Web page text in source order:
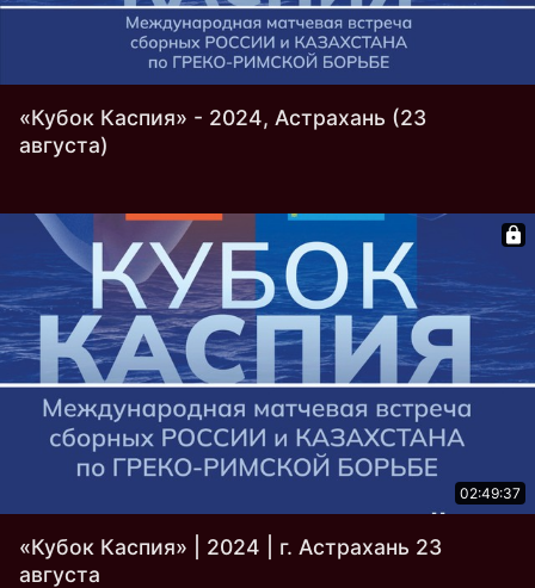
«Кубок Каспия» - 2024, Астрахань (23
августа)
02:49:37
«Кубок Каспия» | 2024 | г. Астрахань 23
августа